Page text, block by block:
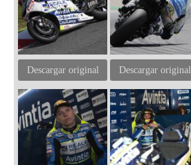
Descargar original Descargar original